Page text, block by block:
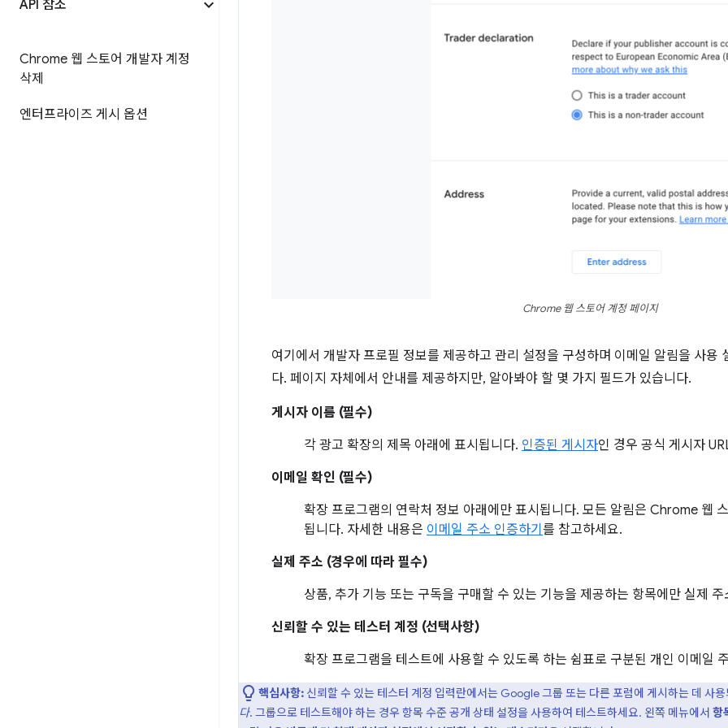
API 참조
Chrome 웹 스토어 개발자 계정
삭제
엔터프라이즈 게시 옵션
Chrome 웹 스토어 계정 페이지
여기에서 개발자 프로필 정보를 제공하고 관리 설정을 구성하며 이메일 알림을 사용
다. 페이지 자체에서 안내를 제공하지만, 알아봐야 할 몇 가지 필드가 있습니다.
게시자 이름 (필수)
각 광고 확장의 제목 아래에 표시됩니다. 인증된 게시자인 경우 공식 게시자
이메일 확인 (필수)
확장 프로그램의 연락처 정보 아래에만 표시됩니다. 모든 알림은 Chrome 웹
됩니다. 자세한 내용은 이메일 주소 인증하기 를 참고하세요.
실제 주소 (경우에 따라 필수)
상품, 추가 기능 또는 구독을 구매할 수 있는 기능을 제공하는 항목에만 실제
신뢰할 수 있는 테스터 계정 (선택사항)
확장 프로그램을 테스트에 사용할 수 있도록 하는 쉼표로 구분된 개인 이메일
핵심사항: 신뢰할 수 있는 테스터 계정 입력란에서는 Google 그룹 또는 다른 포럼에 게시하는 데 사
다. 그룹으로 테스트해야 하는 경우 항목 수준 공개 상태 설정을 사용하여 테스트하세요. 왼쪽 메뉴에서 항